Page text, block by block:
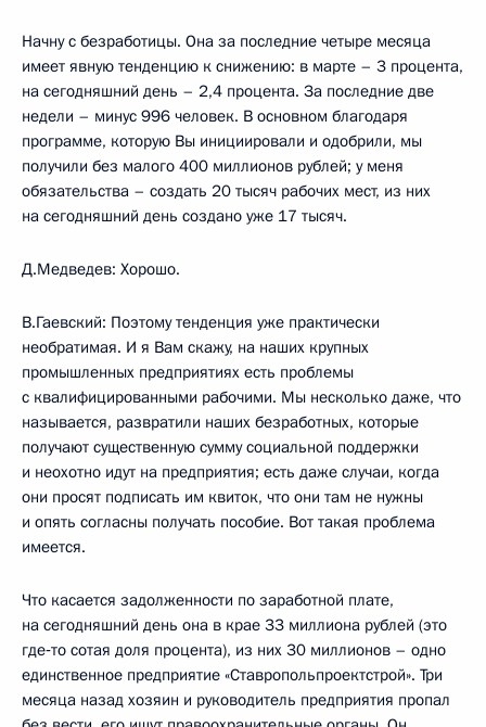
Начну с безработицы. Она за последние четыре месяца
имеет явную тенденцию к снижению: в марте – 3 процента,
на сегодняшний день – 2,4 процента. За последние две
недели – минус 996 человек. В основном благодаря
программе, которую Вы инициировали и одобрили, мы
получили без малого 400 миллионов рублей; у меня
обязательства – создать 20 тысяч рабочих мест, из них
на сегодняшний день создано уже 17 тысяч.
Д.Медведев: Хорошо.
В.Гаевский: Поэтому тенденция уже практически
необратимая. И я Вам скажу, на наших крупных
промышленных предприятиях есть проблемы
с квалифицированными рабочими. Мы несколько даже, что
называется, развратили наших безработных, которые
получают существенную сумму социальной поддержки
и неохотно идут на предприятия; есть даже случаи, когда
они просят подписать им квиток, что они там не нужны
и опять согласны получать пособие. Вот такая проблема
имеется.
Что касается задолженности по заработной плате,
на сегодняшний день она в крае 33 миллиона рублей (это
где‑то сотая доля процента), из них 30 миллионов – одно
единственное предприятие «Ставропольпроектстрой». Три
месяца назад хозяин и руководитель предприятия пропал